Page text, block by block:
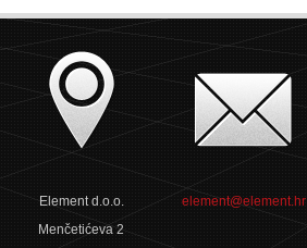
Element d.o.o.
Menčetićeva 2
element@element.hr